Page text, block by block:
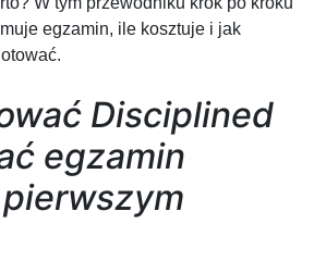
egzamin, ile kosztuje i jak
Disciplined
egzamin